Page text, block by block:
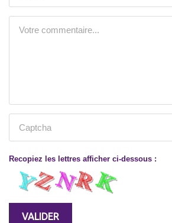
Recopiez les lettres afficher ci-dessous :